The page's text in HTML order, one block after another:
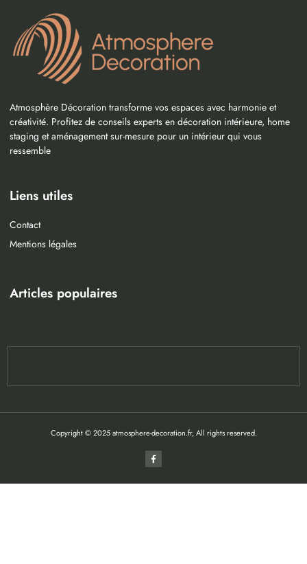
Atmosphère Décoration transforme vos espaces avec harmonie et
créativité. Profitez de conseils experts en décoration intérieure, home
staging et aménagement sur-mesure pour un intérieur qui vous
ressemble
Liens utiles
Contact
Mentions légales
Articles populaires
Copyright © 2025 atmosphere-decoration.fr, All rights reserved.